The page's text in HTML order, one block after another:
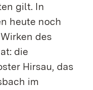
gilt. In
heute noch
des
die
Hirsau, das
im